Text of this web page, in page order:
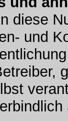
diese
und